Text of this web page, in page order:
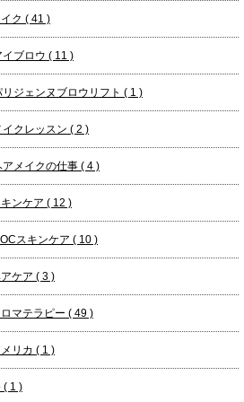
ク ( 41 )
イブロウ ( 11 )
リジェンヌブロウリフト ( 1 )
イクレッスン ( 2 )
アメイクの仕事 ( 4 )
ンケア ( 12 )
スキンケア ( 10 )
ケア ( 3 )
マテラピー ( 49 )
リカ ( 1 )
( 1 )